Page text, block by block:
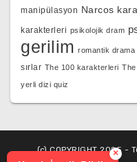
manipülasyon Narcos
karakterleri psikolojik dram
gerilim romantik drama
sırlar The 100 karakterleri
yerli dizi quiz
(c) COPYRIGHT 2025 -
×